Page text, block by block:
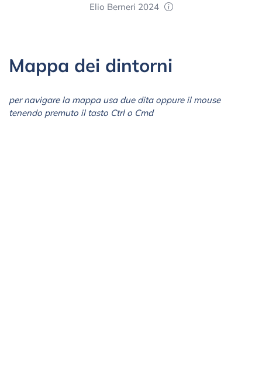
Elio Berneri 2024
Mappa dei dintorni
per navigare la mappa usa due dita oppure il mouse
tenendo premuto il tasto Ctrl o Cmd